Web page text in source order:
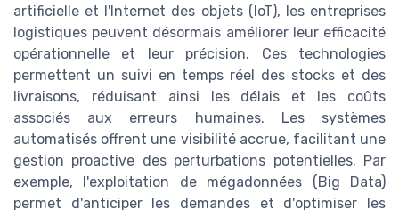
artificielle et l'Internet des objets (IoT), les entreprises
logistiques peuvent désormais améliorer leur efficacité
opérationnelle et leur précision. Ces technologies
permettent un suivi en temps réel des stocks et des
livraisons, réduisant ainsi les délais et les coûts
associés aux erreurs humaines. Les systèmes
automatisés offrent une visibilité accrue, facilitant une
gestion proactive des perturbations potentielles. Par
exemple, l'exploitation de mégadonnées (Big Data)
permet d'anticiper les demandes et d'optimiser les